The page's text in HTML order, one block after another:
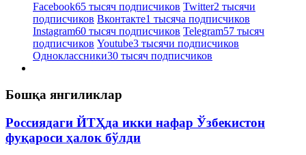
Facebook65 тысяч подписчиков Twitter2 тысячи
подписчиков Вконтакте1 тысяча подписчиков
Instagram60 тысяч подписчиков Telegram57 тысяч
подписчиков Youtube3 тысячи подписчиков
Одноклассники30 тысяч подписчиков
Бошқа янгиликлар
Россиядаги ЙТҲда икки нафар Ўзбекистон
фуқароси ҳалок бўлди